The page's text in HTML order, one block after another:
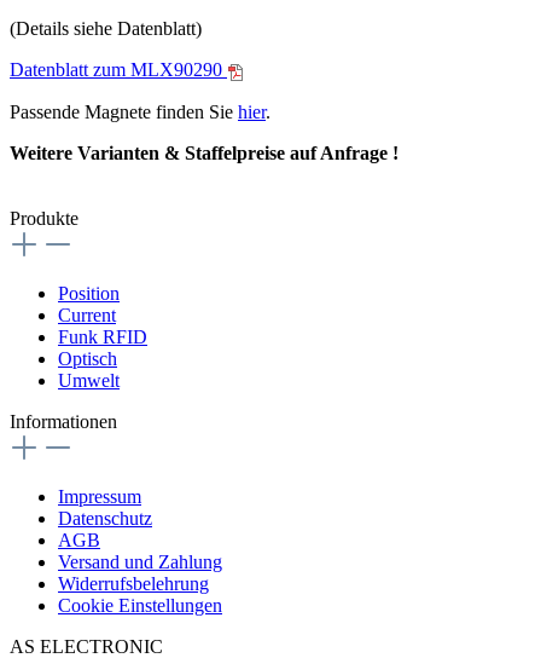
(Details siehe Datenblatt)
Datenblatt zum MLX90290
Passende Magnete finden Sie hier.
Weitere Varianten & Staffelpreise auf Anfrage !
Produkte
Position
Current
Funk RFID
Optisch
Umwelt
Informationen
Impressum
Datenschutz
AGB
Versand und Zahlung
Widerrufsbelehrung
Cookie Einstellungen
AS ELECTRONIC